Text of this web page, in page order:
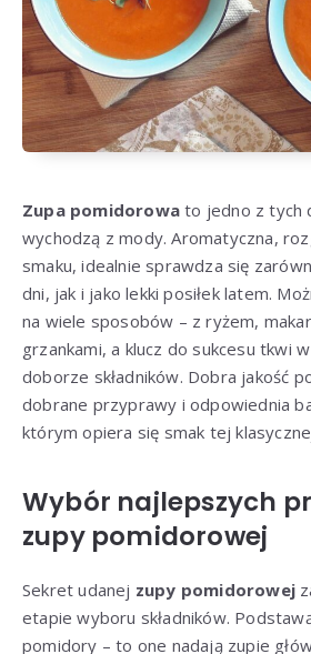
Zupa pomidorowa to jedno z tych
wychodzą z mody. Aromatyczna,
smaku, idealnie sprawdza się
dni, jak i jako lekki posiłek latem.
na wiele sposobów – z ryżem,
grzankami, a klucz do sukcesu tkwi
doborze składników. Dobra jakość
dobrane przyprawy i odpowiednia
którym opiera się smak tej
Wybór najlepszych
zupy pomidorowej
Sekret udanej zupy pomidorowej
etapie wyboru składników.
pomidory – to one nadają zupie